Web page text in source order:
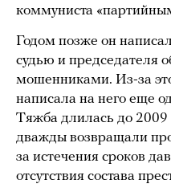
коммуниста
Годом позже он
судью и председателя
мошенниками. Из-за
написала на него еще
Тяжба длилась до 2009
дважды возвращали
за истечения сроков
отсутствия состава